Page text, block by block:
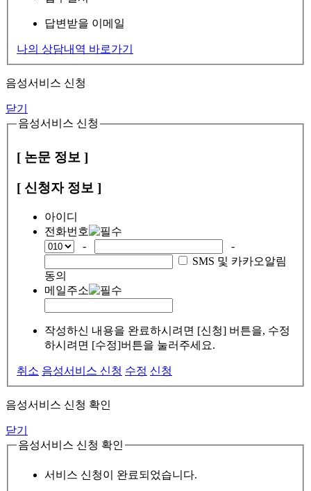
답변받을 이메일
나의 상담내역 바로가기
음성서비스 신청
닫기
음성서비스 신청
[ 논문 정보 ]
[ 신청자 정보 ]
아이디
전화번호
-
-
SMS 및 카카오알림
동의
메일주소
작성하신 내용을 완료하시려면 [신청] 버튼을, 수정
하시려면 [수정]버튼을 눌러주세요.
취소 음성서비스 신청 수정 신청
음성서비스 신청 확인
닫기
음성서비스 신청 확인
서비스 신청이 완료되었습니다.